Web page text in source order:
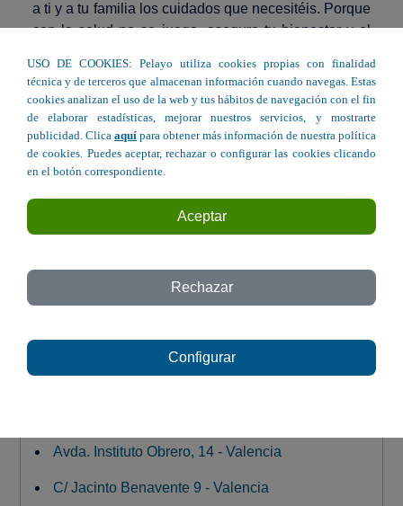
a ti y a tu familia los cuidados que necesitéis. Porque
con la salud no se juega, asegura tu bienestar y el
Con unseguro de decesos de Pelayosiempre
contarás con en ese hombro con el mejor apoyo en
los momentos más complicados. Descubre las
amplias coberturas que en Pelayo ofrecemos a ti y a
los tuyos para que solo os preocupéis de lo
importante.
Elige tu oficina Pelayo más cercana en Valencia y
Tus oficinas de Pelayo Seguros en
Valencia
Avda. Instituto Obrero, 14 - Valencia
C/ Jacinto Benavente 9 - Valencia
USO DE COOKIES: Pelayo utiliza cookies propias con finalidad
técnica y de terceros que almacenan información cuando navegas. Estas
cookies analizan el uso de la web y tus hábitos de navegación con el fin
de elaborar estadísticas, mejorar nuestros servicios, y mostrarte
publicidad. Clica aquí para obtener más información de nuestra política
de cookies. Puedes aceptar, rechazar o configurar las cookies clicando
en el botón correspondiente.
Aceptar
Rechazar
Configurar